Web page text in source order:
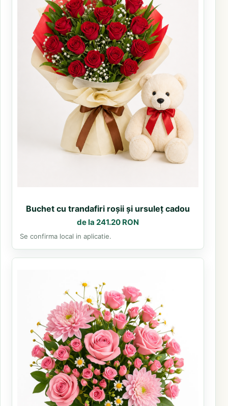
Buchet cu trandafiri roșii și ursuleț cadou
de la 241.20 RON
Se confirma local in aplicatie.